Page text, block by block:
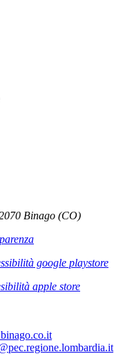
Binago (CO)
google playstore
apple store